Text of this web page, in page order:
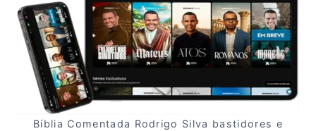
Bíblia Comentada Rodrigo Silva bastidores e